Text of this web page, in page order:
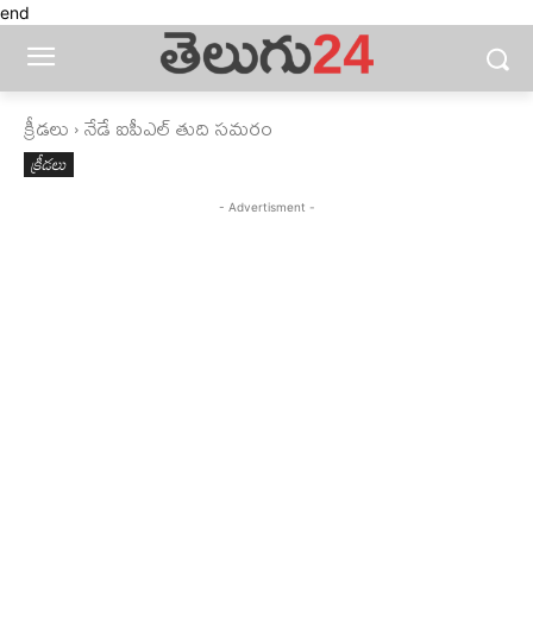
end
క్రీడలు నేడే ఐపీఎల్‌ తుది సమరం
క్రీడలు
- Advertisment -